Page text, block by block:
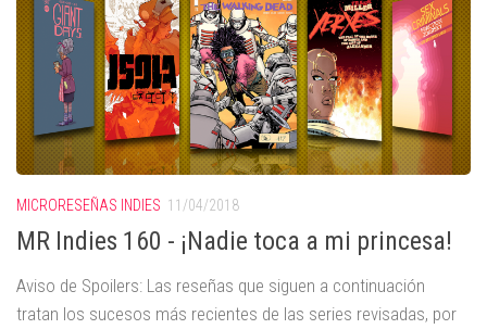
MICRORESEÑAS INDIES 11/04/2018
MR Indies 160 - ¡Nadie toca a mi princesa!
Aviso de Spoilers: Las reseñas que siguen a continuación
tratan los sucesos más recientes de las series revisadas, por